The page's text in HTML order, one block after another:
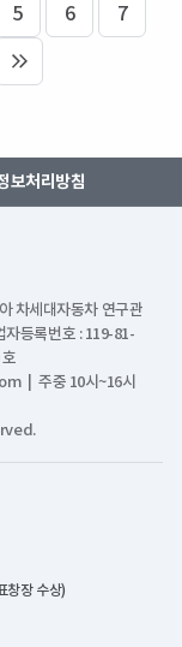
5 6
7
이지
마지막 페이지
보처리방침
차세대자동차 연구관
등록번호 : 119-81-
| 주중 10시~16시
창장 수상)